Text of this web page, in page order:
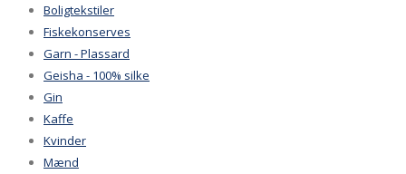
Boligtekstiler
Fiskekonserves
Garn - Plassard
Geisha - 100% silke
Gin
Kaffe
Kvinder
Mænd